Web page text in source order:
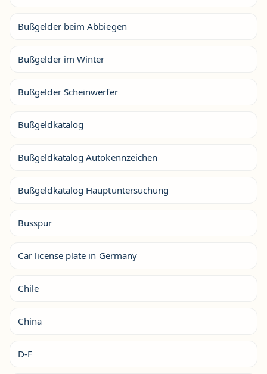
Bußgelder beim Abbiegen
Bußgelder im Winter
Bußgelder Scheinwerfer
Bußgeldkatalog
Bußgeldkatalog Autokennzeichen
Bußgeldkatalog Hauptuntersuchung
Busspur
Car license plate in Germany
Chile
China
D-F